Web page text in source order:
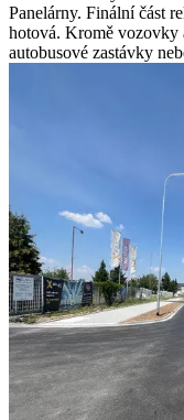
Panelárny. Finální část
hotová. Kromě vozovky
autobusové zastávky